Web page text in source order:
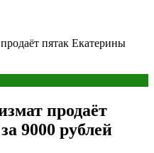
пятак Екатерины
продаёт
9000 рублей